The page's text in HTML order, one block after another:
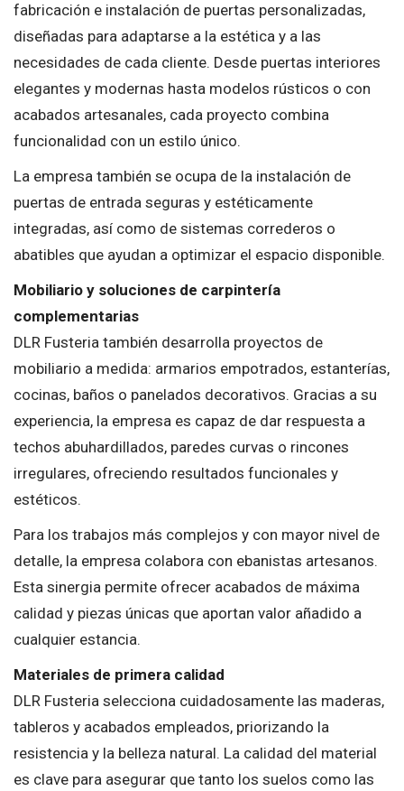
fabricación e instalación de puertas personalizadas,
diseñadas para adaptarse a la estética y a las
necesidades de cada cliente. Desde puertas interiores
elegantes y modernas hasta modelos rústicos o con
acabados artesanales, cada proyecto combina
funcionalidad con un estilo único.
La empresa también se ocupa de la instalación de
puertas de entrada seguras y estéticamente
integradas, así como de sistemas correderos o
abatibles que ayudan a optimizar el espacio disponible.
Mobiliario y soluciones de carpintería
complementarias
DLR Fusteria también desarrolla proyectos de
mobiliario a medida: armarios empotrados, estanterías,
cocinas, baños o panelados decorativos. Gracias a su
experiencia, la empresa es capaz de dar respuesta a
techos abuhardillados, paredes curvas o rincones
irregulares, ofreciendo resultados funcionales y
estéticos.
Para los trabajos más complejos y con mayor nivel de
detalle, la empresa colabora con ebanistas artesanos.
Esta sinergia permite ofrecer acabados de máxima
calidad y piezas únicas que aportan valor añadido a
cualquier estancia.
Materiales de primera calidad
DLR Fusteria selecciona cuidadosamente las maderas,
tableros y acabados empleados, priorizando la
resistencia y la belleza natural. La calidad del material
es clave para asegurar que tanto los suelos como las